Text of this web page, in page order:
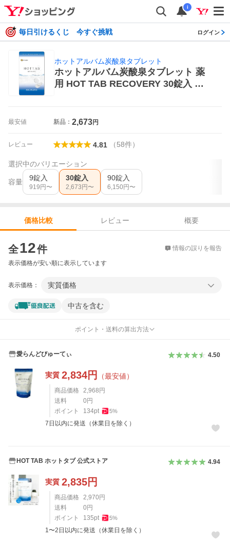
i
毎日引けるくじ 今すぐ挑戦 ログイン
ホットアルバム炭酸泉タブレット
ホットアルバム炭酸泉タブレット 薬
用 HOT TAB RECOVERY 30錠入 浴
最安値 新品： 2,673円
レビュー 4.81 （58件）
選択中のバリエーション
容量 9錠入
919 円〜
30錠入
2,673 円〜
90錠入
6,150 円〜
価格比較 レビュー
概要
全12件 情報の誤りを報告
表示価格が安い順に表示しています
表示価格： 実質価格
中古を含む
ポイント・送料の算出方法
愛らんどびゅーてぃ 4.50
実質 2,834円 （最安値）
商品価格 2,968 円
送料
0 円
ポイント
134pt 5%
7日以内に発送（休業日を除く）
HOT TAB ホットタブ 公式ストア 4.94
実質 2,835円
商品価格 2,970 円
送料
0 円
ポイント
135pt 5%
1〜2日以内に発送（休業日を除く）